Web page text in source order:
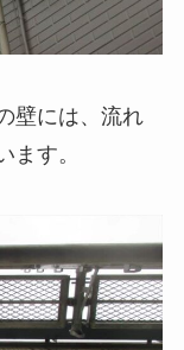
壁には、流れ
ます。